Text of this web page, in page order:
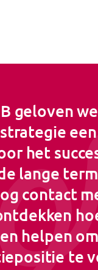
geloven
het
lange
contact
helpen
te